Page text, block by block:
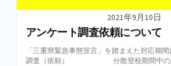
2021年9月10日
アンケート調査依頼について
「三重県緊急事態宣言」を踏まえた対応期
調査（依頼） 分散登校期間中の給